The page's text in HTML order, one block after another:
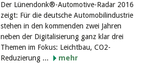
Der Lünendonk®-Automotive-Radar 2016
zeigt: Für die deutsche Automobilindustrie
stehen in den kommenden zwei Jahren
neben der Digitalisierung ganz klar drei
Themen im Fokus: Leichtbau, CO2-
Reduzierung ...
mehr